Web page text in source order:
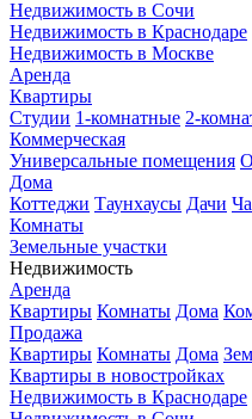
Недвижимость в Сочи
Недвижимость в Краснодаре
Недвижимость в Москве
Аренда
Квартиры
Студии 1-комнатные 2-
Коммерческая
Универсальные помещения
Дома
Коттеджи Таунхаусы Дачи
Комнаты
Земельные участки
Недвижимость
Аренда
Квартиры Комнаты Дома
Продажа
Квартиры Комнаты Дома
Квартиры в новостройках
Недвижимость в Краснодаре